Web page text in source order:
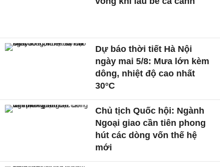
Dự báo thời tiết Hà Nội
ngày mai 5/8: Mưa lớn kèm
dông, nhiệt độ cao nhất
30°C
Chủ tịch Quốc hội: Ngành
Ngoại giao cần tiên phong
hút các dòng vốn thế hệ
mới